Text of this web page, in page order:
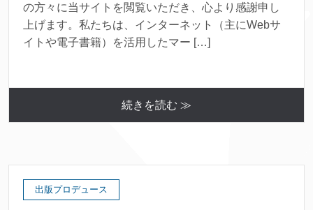
の方々に当サイトを閲覧いただき、心より感謝申し
上げます。私たちは、インターネット（主にWebサ
イトや電子書籍）を活用したマー […]
続きを読む ≫
出版プロデュース